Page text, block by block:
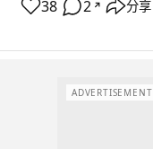
38 2 ↗ 分享
ADVERTISEMENT